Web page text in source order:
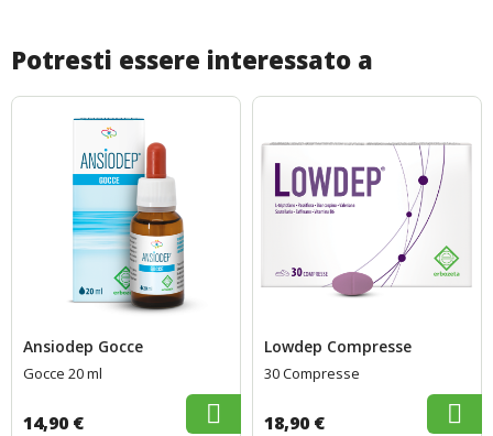
Potresti essere interessato a
Ansiodep Gocce
Gocce 20 ml
14,90 €
Lowdep Compresse
30 Compresse
18,90 €